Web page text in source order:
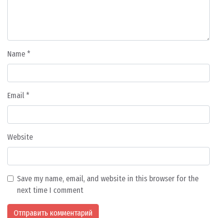
Name *
Email *
Website
Save my name, email, and website in this browser for the
next time I comment